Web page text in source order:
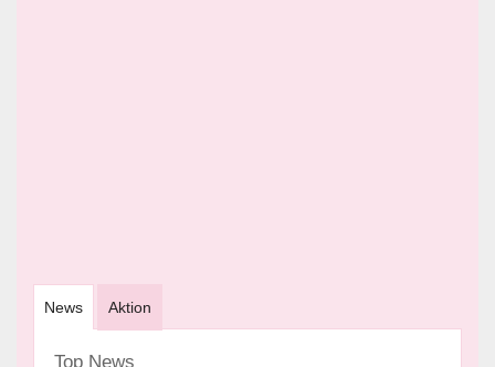
News Aktion
Top News